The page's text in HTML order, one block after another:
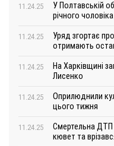
11.24.25
У Полтавській
річного чоловіка
11.24.25
Уряд згортає
отримають
11.24.25
На Харківщині
Лисенко
11.24.25
Оприлюднили
цього тижня
11.24.25
Смертельна ДТП
кювет та